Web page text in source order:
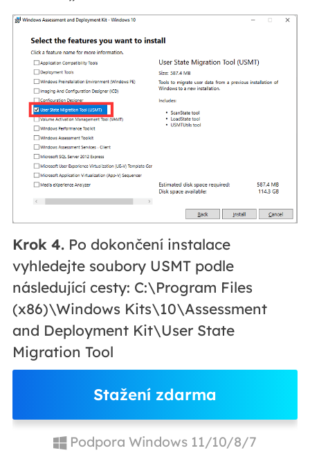
Krok 4.Po dokončení instalace
vyhledejte soubory USMT podle
následující cesty: C:\Program Files
(x86)\Windows Kits\10\Assessment
and Deployment Kit\User State
Migration Tool
Stažení zdarma
Podpora Windows 11/10/8/7